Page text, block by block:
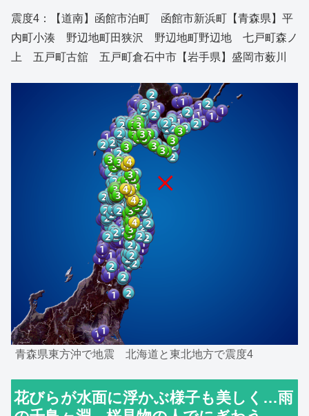
震度4：【道南】函館市泊町 函館市新浜町【青森県】平
内町小湊 野辺地町田狭沢 野辺地町野辺地 七戸町森ノ
上 五戸町古舘 五戸町倉石中市【岩手県】盛岡市薮川
青森県東方沖で地震 北海道と東北地方で震度4
花びらが水面に浮かぶ様子も美しく…雨